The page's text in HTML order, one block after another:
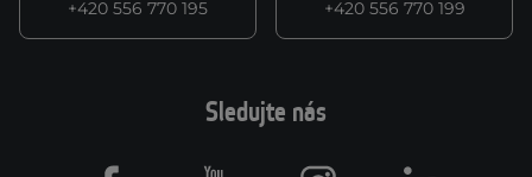
+420 556 770 195 +420 556 770 199
Sledujte nás